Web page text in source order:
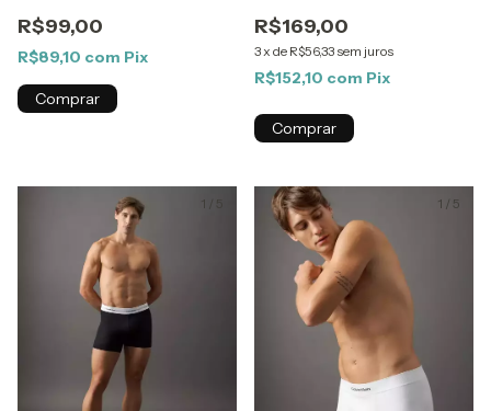
R$99,00
R$89,10 com Pix
Comprar
R$169,00
3 x de R$56,33 sem juros
R$152,10 com Pix
Comprar
1 5 1 / 5